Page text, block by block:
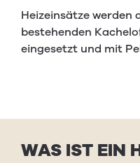
Heizeinsätze werden
bestehenden
eingesetzt und mit
WAS IST EIN